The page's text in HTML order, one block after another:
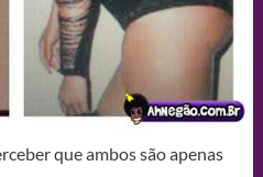
que ambos são apenas